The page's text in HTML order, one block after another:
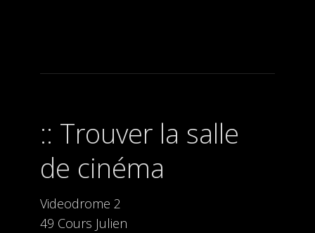
Trouver la salle
de cinéma
Videodrome 2
49 Cours Julien